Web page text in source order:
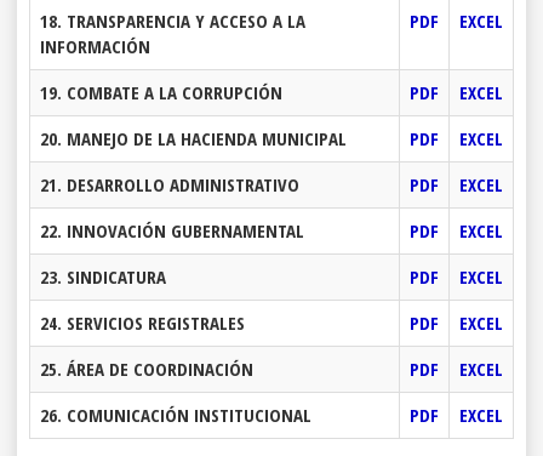
18. TRANSPARENCIA Y ACCESO A LA
INFORMACIÓN
PDF EXCEL
19. COMBATE A LA CORRUPCIÓN PDF
EXCEL
20. MANEJO DE LA HACIENDA MUNICIPAL
PDF
EXCEL
21. DESARROLLO ADMINISTRATIVO
PDF
EXCEL
22. INNOVACIÓN GUBERNAMENTAL
PDF
EXCEL
23. SINDICATURA
PDF
EXCEL
24. SERVICIOS REGISTRALES
PDF
EXCEL
25. ÁREA DE COORDINACIÓN
PDF
EXCEL
26. COMUNICACIÓN INSTITUCIONAL
PDF EXCEL